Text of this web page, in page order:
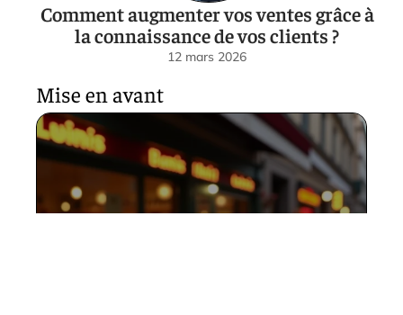
Comment augmenter vos ventes grâce à
la connaissance de vos clients ?
12 mars 2026
Mise en avant
Pourquoi les panzerotti Luini